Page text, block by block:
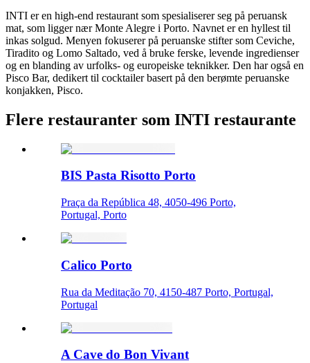
INTI er en high-end restaurant som spesialiserer seg på peruansk
mat, som ligger nær Monte Alegre i Porto. Navnet er en hyllest til
inkas solgud. Menyen fokuserer på peruanske stifter som Ceviche,
Tiradito og Lomo Saltado, ved å bruke ferske, levende ingredienser
og en blanding av urfolks- og europeiske teknikker. Den har også en
Pisco Bar, dedikert til cocktailer basert på den berømte peruanske
konjakken, Pisco.
Flere restauranter som INTI restaurante
BIS Pasta Risotto Porto
Praça da República 48, 4050-496 Porto,
Portugal, Porto
Calico Porto
Rua da Meditação 70, 4150-487 Porto, Portugal,
Portugal
A Cave do Bon Vivant